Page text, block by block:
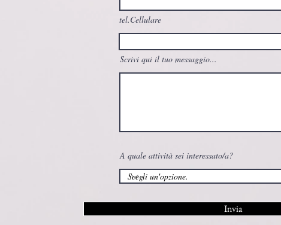
tel.Cellulare
Scrivi qui il tuo messaggio...
A quale attività sei interessato/a?
Invia